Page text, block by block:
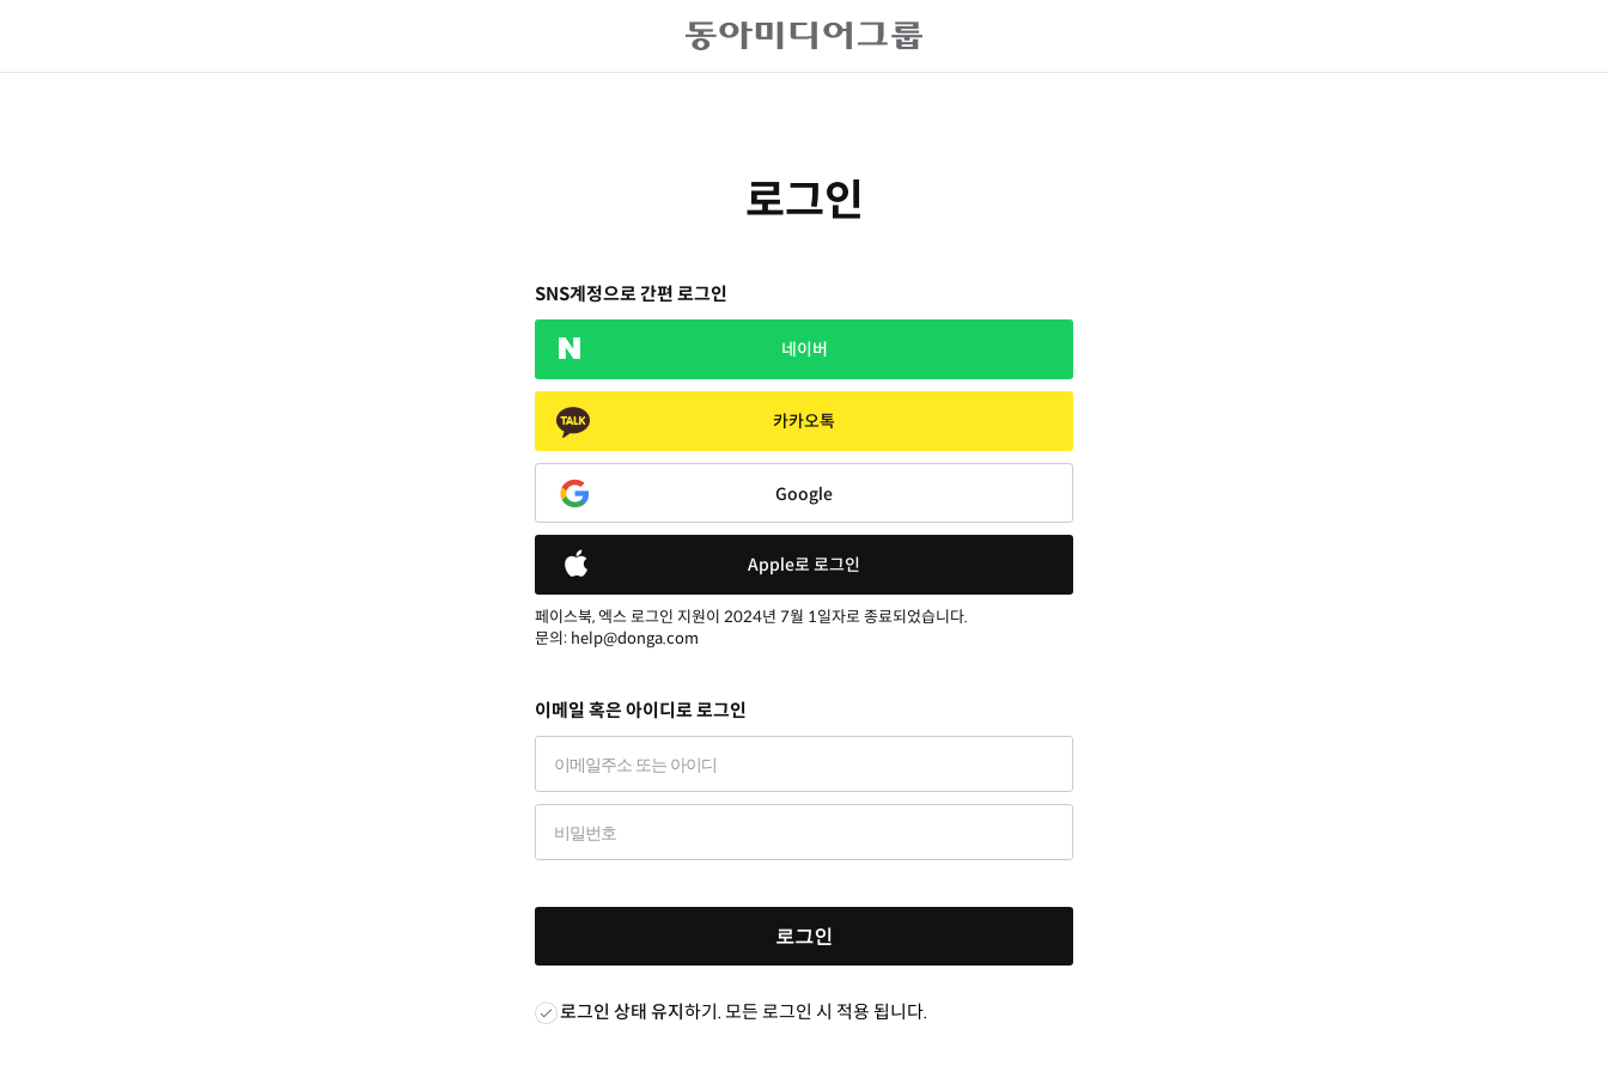
로그인
SNS계정으로 간편 로그인
네이버
카카오톡
Google
Apple로 로그인
페이스북, 엑스 로그인 지원이 2024년 7월 1일자로 종료되었습니다.
문의: help@donga.com
이메일 혹은 아이디로 로그인
로그인
로그인 상태 유지하기. 모든 로그인 시 적용 됩니다.